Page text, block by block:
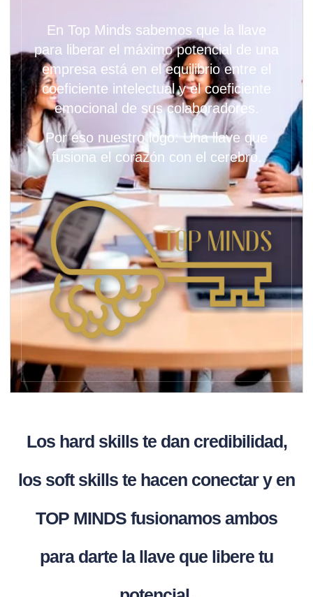
En Top Minds sabemos que la llave
para liberar el máximo potencial de una
empresa está en el equilibrio entre el
coeficiente intelectual y el coeficiente
emocional de sus colaboradores.
Por eso nuestro logo: Una llave que
fusiona el corazón con el cerebro.
Los hard skills te dan credibilidad,
los soft skills te hacen conectar y en
TOP MINDS fusionamos ambos
para darte la llave que libere tu